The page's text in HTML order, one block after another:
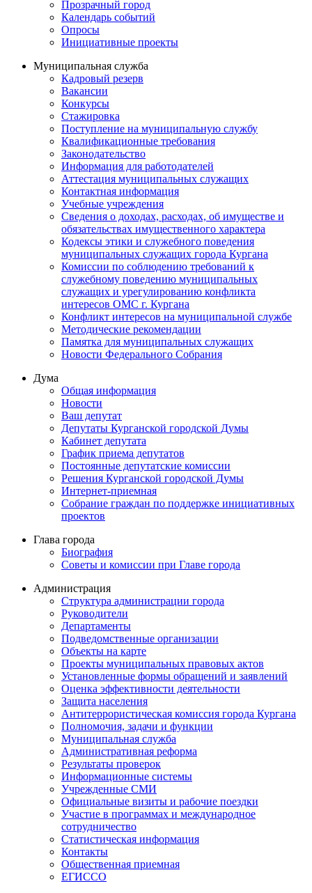
Прозрачный город
Календарь событий
Опросы
Инициативные проекты
Муниципальная служба
Кадровый резерв
Вакансии
Конкурсы
Стажировка
Поступление на муниципальную службу
Квалификационные требования
Законодательство
Информация для работодателей
Аттестация муниципальных служащих
Контактная информация
Учебные учреждения
Сведения о доходах, расходах, об имуществе и
обязательствах имущественного характера
Кодексы этики и служебного поведения
муниципальных служащих города Кургана
Комиссии по соблюдению требований к
служебному поведению муниципальных
служащих и урегулированию конфликта
интересов ОМС г. Кургана
Конфликт интересов на муниципальной службе
Методические рекомендации
Памятка для муниципальных служащих
Новости Федерального Cобрания
Дума
Общая информация
Новости
Ваш депутат
Депутаты Курганской городской Думы
Кабинет депутата
График приема депутатов
Постоянные депутатские комиссии
Решения Курганской городской Думы
Интернет-приемная
Собрание граждан по поддержке инициативных
проектов
Глава города
Биография
Советы и комиссии при Главе города
Администрация
Структура администрации города
Руководители
Департаменты
Подведомственные организации
Объекты на карте
Проекты муниципальных правовых актов
Установленные формы обращений и заявлений
Оценка эффективности деятельности
Защита населения
Антитеррористическая комиссия города Кургана
Полномочия, задачи и функции
Муниципальная служба
Административная реформа
Результаты проверок
Информационные системы
Учрежденные СМИ
Официальные визиты и рабочие поездки
Участие в программах и международное
сотрудничество
Статистическая информация
Контакты
Общественная приемная
ЕГИССО